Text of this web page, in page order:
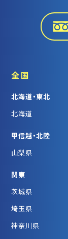
全国
北海道・東北
北海道
甲信越・北陸
山梨県
関東
茨城県
埼玉県
神奈川県